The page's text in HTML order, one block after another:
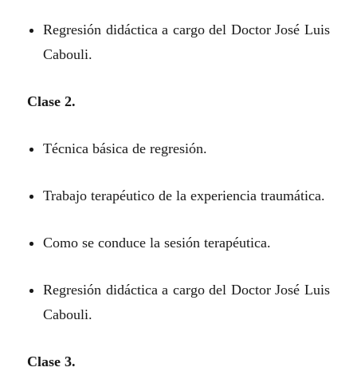
Regresión didáctica a cargo del Doctor José Luis
Cabouli.
Clase 2.
Técnica básica de regresión.
Trabajo terapéutico de la experiencia traumática.
Como se conduce la sesión terapéutica.
Regresión didáctica a cargo del Doctor José Luis
Cabouli.
Clase 3.